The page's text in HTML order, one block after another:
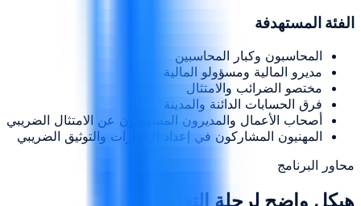
الفئة المستهدفة
المحاسبون وكبار المحاسبين
مديرو المالية ومسؤولو المالية
مختصو الضرائب والامتثال
فرق الحسابات الدائنة والمدينة
أصحاب الأعمال والمديرون المسؤولون عن الامتثال الضريبي
المهنيون المشاركون في إعداد الإقرارات والتوثيق الضريبي
محاور البرنامج
هيكل واضح لرحلة التعلم.